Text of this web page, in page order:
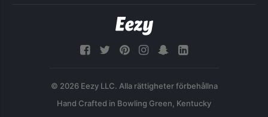
© 2026 Eezy LLC. Alla rättigheter förbehållna